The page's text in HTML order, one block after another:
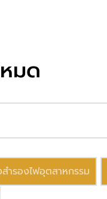
มด
สำรองไฟอุตสาหกรรม